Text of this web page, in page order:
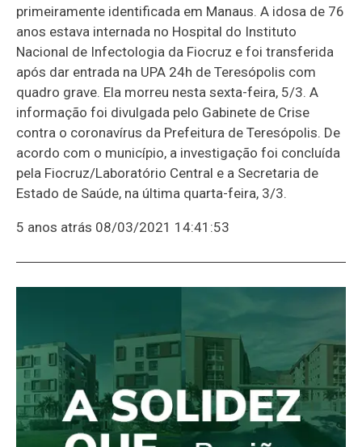
primeiramente identificada em Manaus. A idosa de 76
anos estava internada no Hospital do Instituto
Nacional de Infectologia da Fiocruz e foi transferida
após dar entrada na UPA 24h de Teresópolis com
quadro grave. Ela morreu nesta sexta-feira, 5/3. A
informação foi divulgada pelo Gabinete de Crise
contra o coronavírus da Prefeitura de Teresópolis. De
acordo com o município, a investigação foi concluída
pela Fiocruz/Laboratório Central e a Secretaria de
Estado de Saúde, na última quarta-feira, 3/3.
5 anos atrás 08/03/2021 14:41:53